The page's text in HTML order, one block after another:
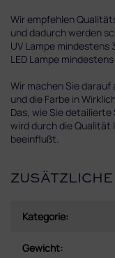
Wir empfehlen
und dadurch werden
UV Lampe mindestens
LED Lampe
Wir machen Sie darauf
und die Farbe in
Das, wie Sie
wird durch die Qualität
beeinflußt.
Kategorie:
Gewicht: